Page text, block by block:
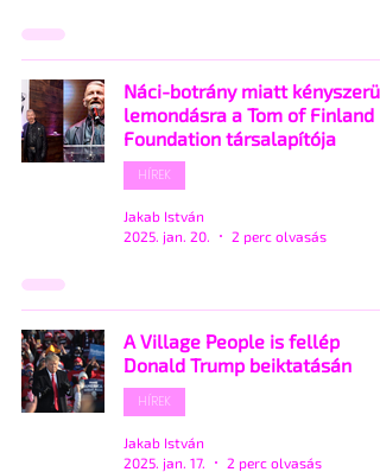
Náci-botrány miatt
lemondásra a Tom of Finland
Foundation társalapítója
HÍREK
Jakab István
2025. jan. 20.
2 perc olvasás
A Village People is fellép
Donald Trump beiktatásán
HÍREK
Jakab István
2025. jan. 17.
2 perc olvasás